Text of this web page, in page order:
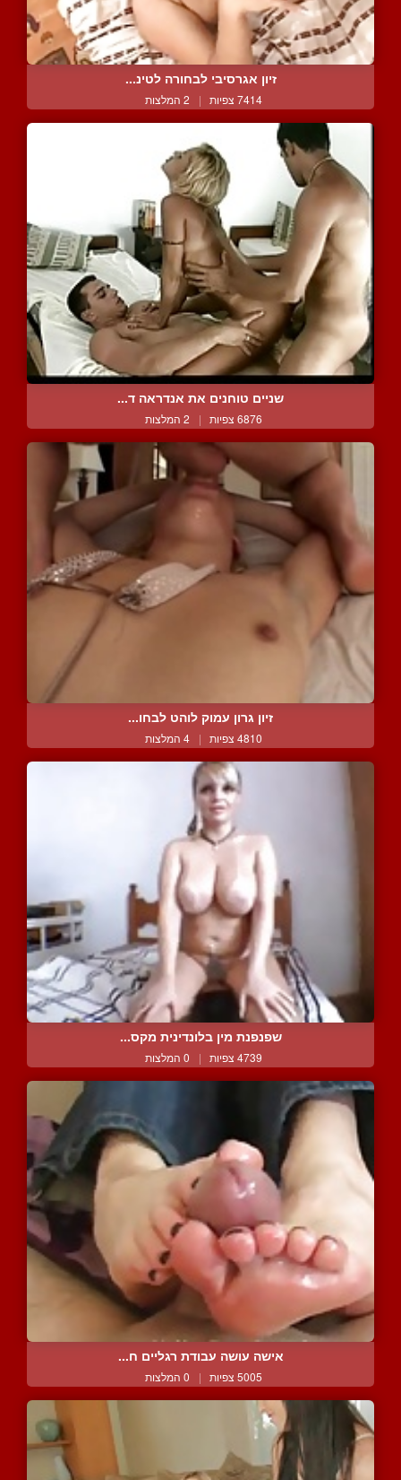
זיון אגרסיבי לבחורה לטינ...
7414 צפיות | 2 המלצות
שניים טוחנים את אנדראה ד...
6876 צפיות | 2 המלצות
זיון גרון עמוק לוהט לבחו...
4810 צפיות | 4 המלצות
שפנפנת מין בלונדינית מקס...
4739 צפיות | 0 המלצות
אישה עושה עבודת רגליים ח...
5005 צפיות | 0 המלצות